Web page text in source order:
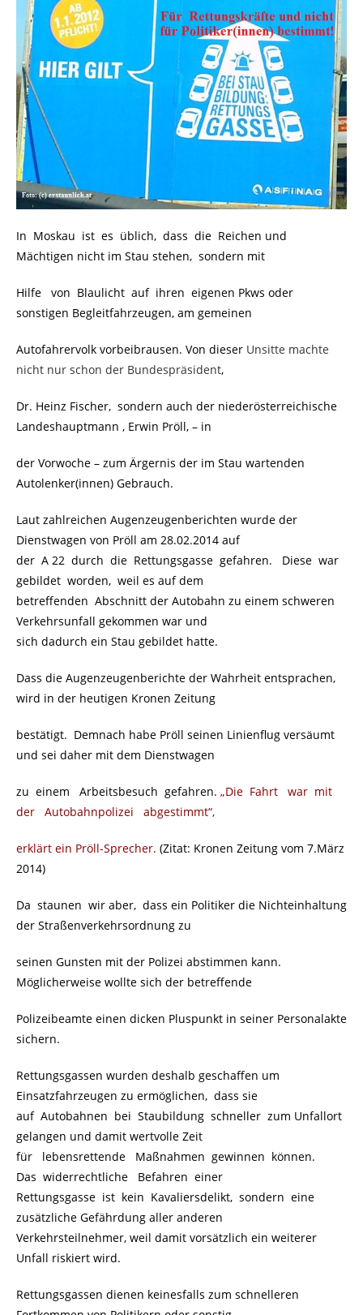
In Moskau ist es üblich, dass die Reichen und
Mächtigen nicht im Stau stehen, sondern mit
Hilfe von Blaulicht auf ihren eigenen Pkws oder
sonstigen Begleitfahrzeugen, am gemeinen
Autofahrervolk vorbeibrausen. Von dieser Unsitte machte
nicht nur schon der Bundespräsident,
Dr. Heinz Fischer, sondern auch der niederösterreichische
Landeshauptmann , Erwin Pröll, – in
der Vorwoche – zum Ärgernis der im Stau wartenden
Autolenker(innen) Gebrauch.
Laut zahlreichen Augenzeugenberichten wurde der
Dienstwagen von Pröll am 28.02.2014 auf
der A 22 durch die Rettungsgasse gefahren. Diese war
gebildet worden, weil es auf dem
betreffenden Abschnitt der Autobahn zu einem schweren
Verkehrsunfall gekommen war und
sich dadurch ein Stau gebildet hatte.
Dass die Augenzeugenberichte der Wahrheit entsprachen,
wird in der heutigen Kronen Zeitung
bestätigt. Demnach habe Pröll seinen Linienflug versäumt
und sei daher mit dem Dienstwagen
zu einem Arbeitsbesuch gefahren. „Die Fahrt war mit
der Autobahnpolizei abgestimmt“,
erklärt ein Pröll-Sprecher. (Zitat: Kronen Zeitung vom 7.März
2014)
Da staunen wir aber, dass ein Politiker die Nichteinhaltung
der Straßenverkehrsordnung zu
seinen Gunsten mit der Polizei abstimmen kann.
Möglicherweise wollte sich der betreffende
Polizeibeamte einen dicken Pluspunkt in seiner Personalakte
sichern.
Rettungsgassen wurden deshalb geschaffen um
Einsatzfahrzeugen zu ermöglichen, dass sie
auf Autobahnen bei Staubildung schneller zum Unfallort
gelangen und damit wertvolle Zeit
für lebensrettende Maßnahmen gewinnen können.
Das widerrechtliche Befahren einer
Rettungsgasse ist kein Kavaliersdelikt, sondern eine
zusätzliche Gefährdung aller anderen
Verkehrsteilnehmer, weil damit vorsätzlich ein weiterer
Unfall riskiert wird.
Rettungsgassen dienen keinesfalls zum schnelleren